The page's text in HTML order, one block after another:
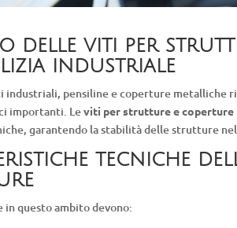
delle viti per
industriale
industriali, pensiline e coperture metalliche
importanti. Leviti per strutture e coperture
garantendo la stabilità delle strutture
tecniche
questo ambito devono: